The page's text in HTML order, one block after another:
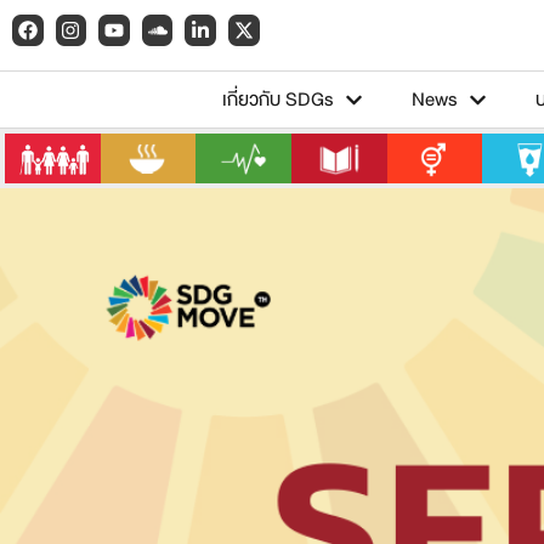
เกี่ยวกับ SDGs News